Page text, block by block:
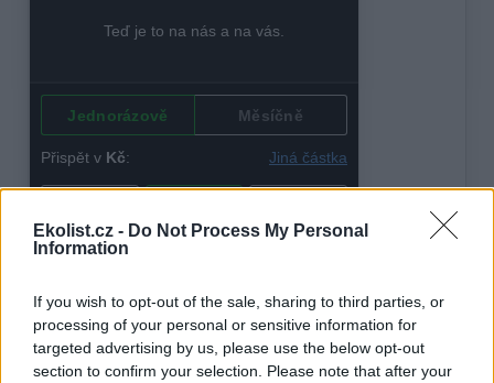
Ekolist.cz - Do Not Process My Personal
Information
If you wish to opt-out of the sale, sharing to third parties, or
processing of your personal or sensitive information for
targeted advertising by us, please use the below opt-out
section to confirm your selection. Please note that after your